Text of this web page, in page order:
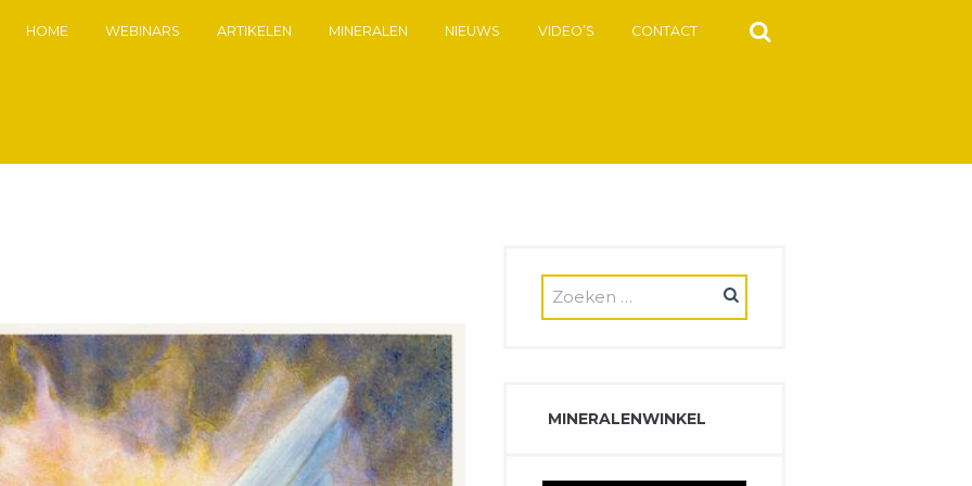
HOME WEBINARS ARTIKELEN MINERALEN NIEUWS VIDEO’S CONTACT
MINERALENWINKEL